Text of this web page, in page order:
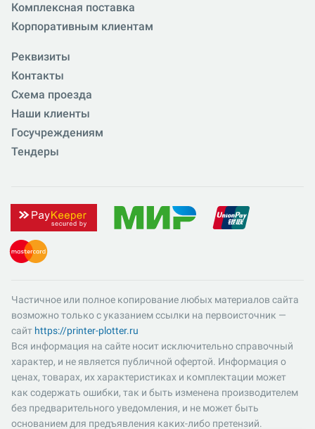
Комплексная поставка
Корпоративным клиентам
Реквизиты
Контакты
Схема проезда
Наши клиенты
Госучреждениям
Тендеры
Частичное или полное копирование любых материалов сайта
возможно только с указанием ссылки на первоисточник —
сайт https://printer-plotter.ru
Вся информация на сайте носит исключительно справочный
характер, и не является публичной офертой. Информация о
ценах, товарах, их характеристиках и комплектации может
как содержать ошибки, так и быть изменена производителем
без предварительного уведомления, и не может быть
основанием для предъявления каких-либо претензий.